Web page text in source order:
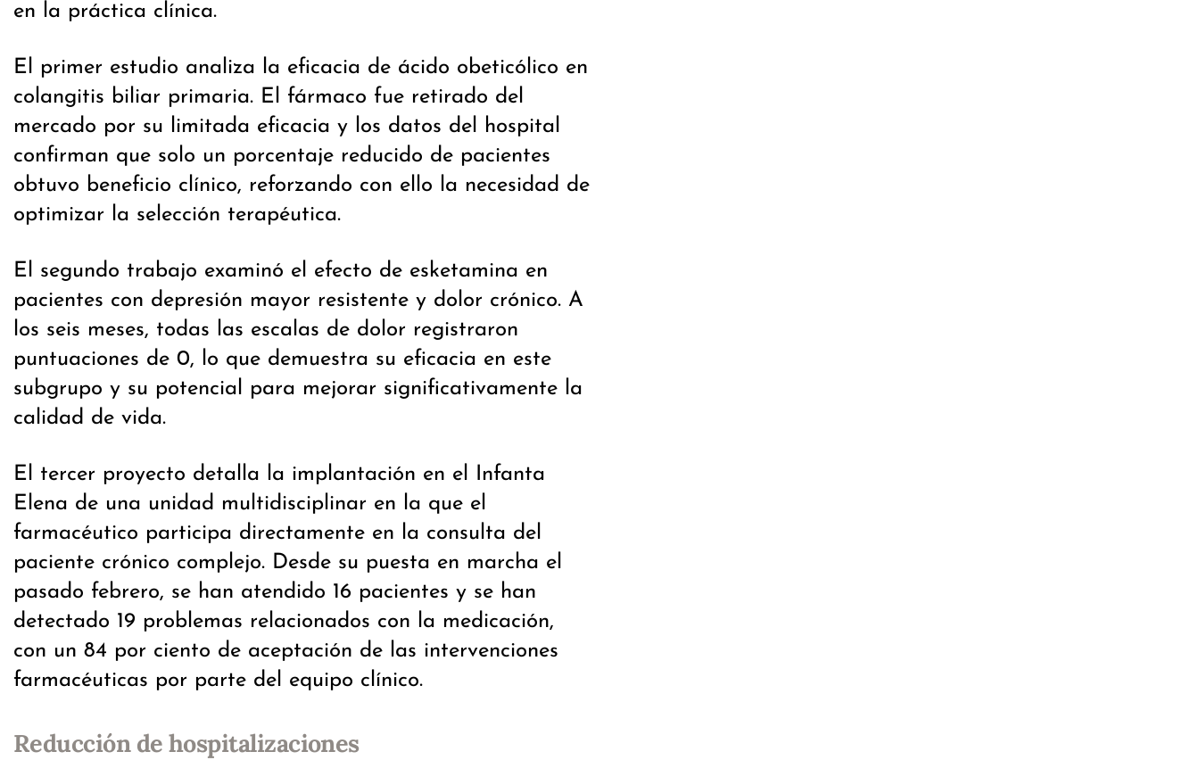
en la práctica clínica.
El primer estudio analiza la eficacia de ácido obeticólico en
colangitis biliar primaria. El fármaco fue retirado del
mercado por su limitada eficacia y los datos del hospital
confirman que solo un porcentaje reducido de pacientes
obtuvo beneficio clínico, reforzando con ello la necesidad de
optimizar la selección terapéutica.
El segundo trabajo examinó el efecto de esketamina en
pacientes con depresión mayor resistente y dolor crónico. A
los seis meses, todas las escalas de dolor registraron
puntuaciones de 0, lo que demuestra su eficacia en este
subgrupo y su potencial para mejorar significativamente la
calidad de vida.
El tercer proyecto detalla la implantación en el Infanta
Elena de una unidad multidisciplinar en la que el
farmacéutico participa directamente en la consulta del
paciente crónico complejo. Desde su puesta en marcha el
pasado febrero, se han atendido 16 pacientes y se han
detectado 19 problemas relacionados con la medicación,
con un 84 por ciento de aceptación de las intervenciones
farmacéuticas por parte del equipo clínico.
Reducción de hospitalizaciones